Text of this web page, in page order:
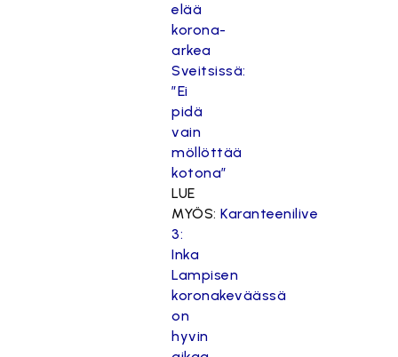
elää
korona-
arkea
Sveitsissä:
”Ei
pidä
vain
möllöttää
kotona”
LUE
MYÖS:Karanteenilive
3:
Inka
Lampisen
koronakeväässä
on
hyvin